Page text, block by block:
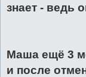
знает - ведь
Маша ещё 3
и после